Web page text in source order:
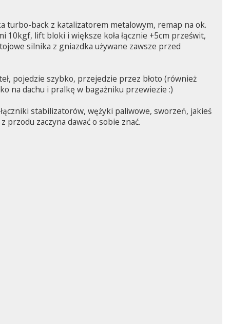
turbo-back z katalizatorem metalowym, remap na ok.
10kgf, lift bloki i większe koła łącznie +5cm prześwit,
silnika z gniazdka używane zawsze przed
pojedzie szybko, przejedzie przez błoto (również
na dachu i pralkę w bagażniku przewiezie :)
stabilizatorów, wężyki paliwowe, sworzeń, jakieś
zaczyna dawać o sobie znać.